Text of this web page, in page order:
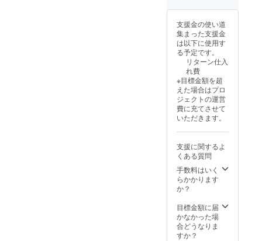
メッキ
+ 着色
・発送
予定：4
月～5月
・注意
事項：
写真は
イメー
ジで
す。
70ml ・
質
：ス
テンレ
ス ・仕
上
：銅
メッキ
+ 着色
・発送
予定：4
月～5月
事項：
写真は
イメー
ジで
す。
支援金の使い道
集まった支援金
は以下に使用す
る予定です。
リターン仕入
れ費
※目標金額を超
えた場合はプロ
ジェクトの運営
費に充てさせて
いただきます。
支援に関するよ
くある質問
手数料はいく
らかかります
か？
目標金額に届
かなかった場
合どうなりま
すか？